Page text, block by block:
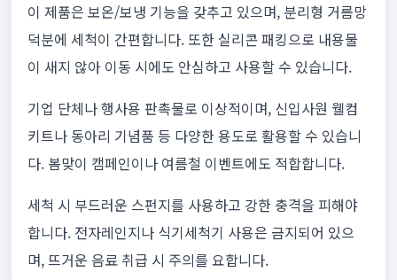
이 제품은 보온/보냉 기능을 갖추고 있으며, 분리형 거름망
덕분에 세척이 간편합니다. 또한 실리콘 패킹으로 내용물
이 새지 않아 이동 시에도 안심하고 사용할 수 있습니다.
기업 단체나 행사용 판촉물로 이상적이며, 신입사원 웰컴
키트나 동아리 기념품 등 다양한 용도로 활용할 수 있습니
다. 봄맞이 캠페인이나 여름철 이벤트에도 적합합니다.
세척 시 부드러운 스펀지를 사용하고 강한 충격을 피해야
합니다. 전자레인지나 식기세척기 사용은 금지되어 있으
며, 뜨거운 음료 취급 시 주의를 요합니다.